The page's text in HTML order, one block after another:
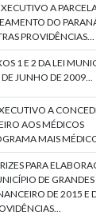
A PARCELAR
DO PARANÁ -
PROVIDÊNCIAS...
1 E 2 DA LEI
JUNHO DE 2009...
A CONCEDER
AOS MÉDICOS
MAIS
PARA
DE GRANDES
DE 2015 E DÁ